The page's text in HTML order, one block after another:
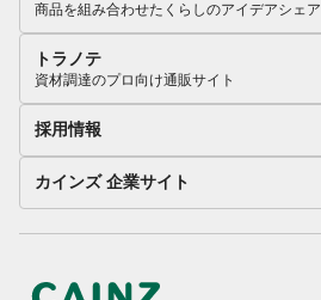
商品を組み合わせたくらしのアイデアシェア
トラノテ
資材調達のプロ向け通販サイト
採用情報
カインズ 企業サイト